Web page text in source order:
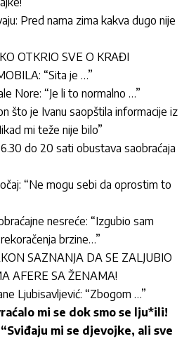
Pred nama zima kakva dugo nije
OTKRIO SVE O KRAĐI
“Sita je …”
Nore: “Je li to normalno …”
što je Ivanu saopštila informacije iz
mi teže nije bilo”
do 20 sati obustava saobraćaja
“Ne mogu sebi da oprostim to
nesreće: “Izgubio sam
brzine…”
SAZNANJA DA SE ZALJUBIO
AFERE SA ŽENAMA!
Ljubisavljević: “Zbogom …”
mi se dok smo se lju*ili!
mi se djevojke, ali sve